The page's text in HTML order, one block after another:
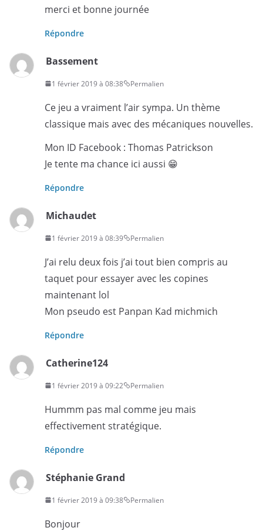
merci et bonne journée
Répondre
Bassement
1 février 2019 à 08:38 Permalien
Ce jeu a vraiment l’air sympa. Un thème
classique mais avec des mécaniques nouvelles.
Mon ID Facebook : Thomas Patrickson
Je tente ma chance ici aussi 😁
Répondre
Michaudet
1 février 2019 à 08:39 Permalien
J’ai relu deux fois j’ai tout bien compris au
taquet pour essayer avec les copines
maintenant lol
Mon pseudo est Panpan Kad michmich
Répondre
Catherine124
1 février 2019 à 09:22 Permalien
Hummm pas mal comme jeu mais
effectivement stratégique.
Répondre
Stéphanie Grand
1 février 2019 à 09:38 Permalien
Bonjour